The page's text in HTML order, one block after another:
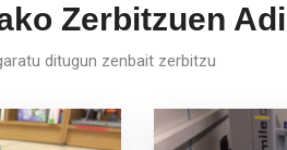
Zerbitzuen
ditugun zenbait zerbitzu